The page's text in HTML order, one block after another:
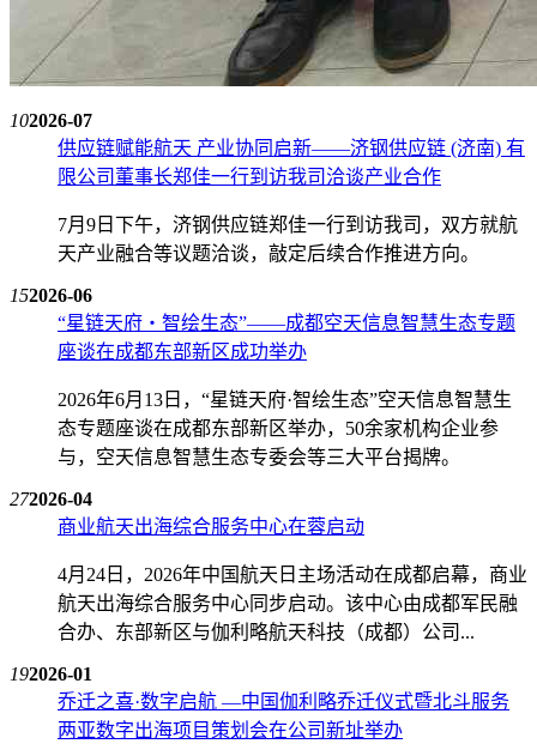
102026-07
供应链赋能航天 产业协同启新——济钢供应链 (济南) 有
限公司董事长郑佳一行到访我司洽谈产业合作
7月9日下午，济钢供应链郑佳一行到访我司，双方就航
天产业融合等议题洽谈，敲定后续合作推进方向。
152026-06
“星链天府・智绘生态”——成都空天信息智慧生态专题
座谈在成都东部新区成功举办
2026年6月13日，“星链天府·智绘生态”空天信息智慧生
态专题座谈在成都东部新区举办，50余家机构企业参
与，空天信息智慧生态专委会等三大平台揭牌。
272026-04
商业航天出海综合服务中心在蓉启动
4月24日，2026年中国航天日主场活动在成都启幕，商业
航天出海综合服务中心同步启动。该中心由成都军民融
合办、东部新区与伽利略航天科技（成都）公司...
192026-01
乔迁之喜·数字启航 —中国伽利略乔迁仪式暨北斗服务
两亚数字出海项目策划会在公司新址举办